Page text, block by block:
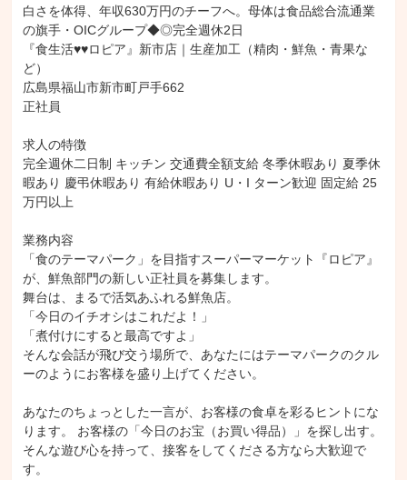
白さを体得、年収630万円のチーフへ。母体は食品総合流通業
の旗手・OICグループ◆◎完全週休2日
『食生活♥♥ロピア』新市店｜生産加工（精肉・鮮魚・青果な
ど）
広島県福山市新市町戸手662
正社員
求人の特徴
完全週休二日制 キッチン 交通費全額支給 冬季休暇あり 夏季休
暇あり 慶弔休暇あり 有給休暇あり U・I ターン歓迎 固定給 25
万円以上
業務内容
「食のテーマパーク」を目指すスーパーマーケット『ロピア』
が、鮮魚部門の新しい正社員を募集します。
舞台は、まるで活気あふれる鮮魚店。
「今日のイチオシはこれだよ！」
「煮付けにすると最高ですよ」
そんな会話が飛び交う場所で、あなたにはテーマパークのクル
ーのようにお客様を盛り上げてください。
あなたのちょっとした一言が、お客様の食卓を彩るヒントにな
ります。 お客様の「今日のお宝（お買い得品）」を探し出す。
そんな遊び心を持って、接客をしてくださる方なら大歓迎で
す。